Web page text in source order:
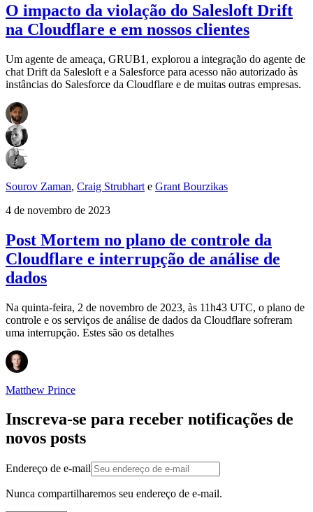
O impacto da violação do Salesloft Drift
na Cloudflare e em nossos clientes
Um agente de ameaça, GRUB1, explorou a integração do agente de
chat Drift da Salesloft e a Salesforce para acesso não autorizado às
instâncias do Salesforce da Cloudflare e de muitas outras empresas.
Sourov Zaman, Craig Strubhart e Grant Bourzikas
4 de novembro de 2023
Post Mortem no plano de controle da
Cloudflare e interrupção de análise de
dados
Na quinta-feira, 2 de novembro de 2023, às 11h43 UTC, o plano de
controle e os serviços de análise de dados da Cloudflare sofreram
uma interrupção. Estes são os detalhes
Matthew Prince
Inscreva-se para receber notificações de
novos posts
Endereço de e-mail
Nunca compartilharemos seu endereço de e-mail.